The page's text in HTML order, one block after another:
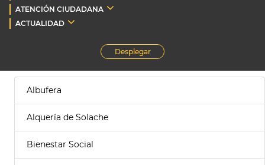
ATENCIÓN CIUDADANA
ACTUALIDAD
Desplegar
Albufera
Alquería de Solache
Bienestar Social